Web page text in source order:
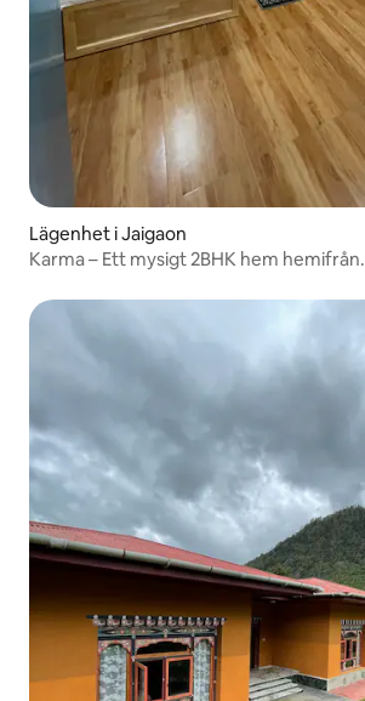
Lägenhet i Jaigaon
Karma – Ett mysigt 2BHK hem hemifrån.